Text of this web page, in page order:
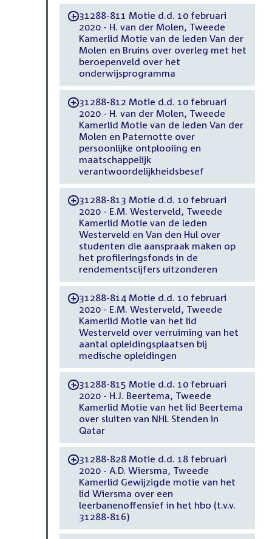
-31288-811 Motie d.d. 10 februari
2020 - H. van der Molen, Tweede
Kamerlid Motie van de leden Van der
Molen en Bruins over overleg met het
beroepenveld over het
onderwijsprogramma
-31288-812 Motie d.d. 10 februari
2020 - H. van der Molen, Tweede
Kamerlid Motie van de leden Van der
Molen en Paternotte over
persoonlijke ontplooiing en
maatschappelijk
verantwoordelijkheidsbesef
-31288-813 Motie d.d. 10 februari
2020 - E.M. Westerveld, Tweede
Kamerlid Motie van de leden
Westerveld en Van den Hul over
studenten die aanspraak maken op
het profileringsfonds in de
rendementscijfers uitzonderen
-31288-814 Motie d.d. 10 februari
2020 - E.M. Westerveld, Tweede
Kamerlid Motie van het lid
Westerveld over verruiming van het
aantal opleidingsplaatsen bij
medische opleidingen
-31288-815 Motie d.d. 10 februari
2020 - H.J. Beertema, Tweede
Kamerlid Motie van het lid Beertema
over sluiten van NHL Stenden in
Qatar
-31288-828 Motie d.d. 18 februari
2020 - A.D. Wiersma, Tweede
Kamerlid Gewijzigde motie van het
lid Wiersma over een
leerbanenoffensief in het hbo (t.v.v.
31288-816)